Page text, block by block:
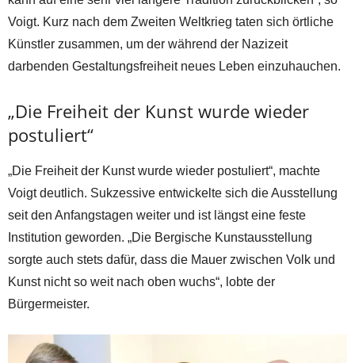
Voigt. Kurz nach dem Zweiten Weltkrieg taten sich örtliche
Künstler zusammen, um der während der Nazizeit
darbenden Gestaltungsfreiheit neues Leben einzuhauchen.
„Die Freiheit der Kunst wurde wieder
postuliert“
„Die Freiheit der Kunst wurde wieder postuliert“, machte
Voigt deutlich. Sukzessive entwickelte sich die Ausstellung
seit den Anfangstagen weiter und ist längst eine feste
Institution geworden. „Die Bergische Kunstausstellung
sorgte auch stets dafür, dass die Mauer zwischen Volk und
Kunst nicht so weit nach oben wuchs“, lobte der
Bürgermeister.